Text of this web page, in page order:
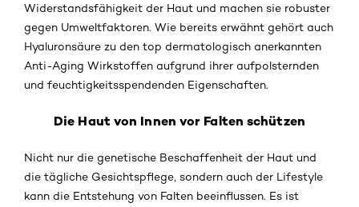
Widerstandsfähigkeit der Haut und machen sie robuster
gegen Umweltfaktoren. Wie bereits erwähnt gehört auch
Hyaluronsäure zu den top dermatologisch anerkannten
Anti-Aging Wirkstoffen aufgrund ihrer aufpolsternden
und feuchtigkeitsspendenden Eigenschaften.
Die Haut von Innen vor Falten schützen
Nicht nur die genetische Beschaffenheit der Haut und
die tägliche Gesichtspflege, sondern auch der Lifestyle
kann die Entstehung von Falten beeinflussen. Es ist